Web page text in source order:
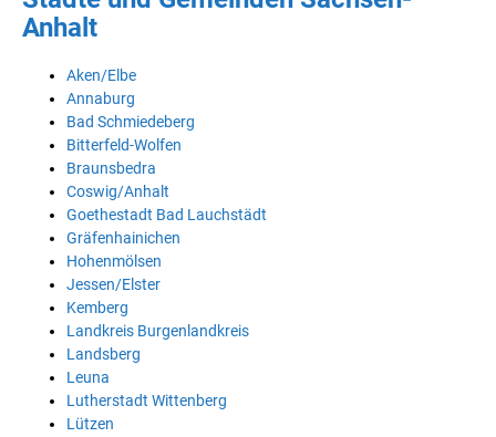
Anhalt
Aken/Elbe
Annaburg
Bad Schmiedeberg
Bitterfeld-Wolfen
Braunsbedra
Coswig/Anhalt
Goethestadt Bad Lauchstädt
Gräfenhainichen
Hohenmölsen
Jessen/Elster
Kemberg
Landkreis Burgenlandkreis
Landsberg
Leuna
Lutherstadt Wittenberg
Lützen